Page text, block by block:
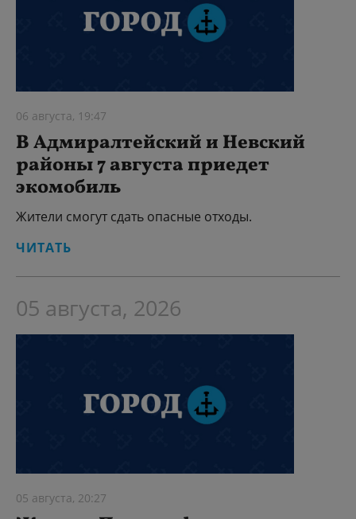
06 августа, 19:47
В Адмиралтейский и Невский
районы 7 августа приедет
экомобиль
Жители смогут сдать опасные отходы.
ЧИТАТЬ
05 августа, 2026
05 августа, 20:27